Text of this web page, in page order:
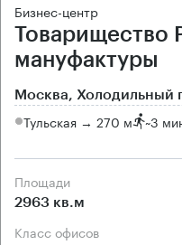
Бизнес-центр
Товарищество
мануфактуры
Москва, Холодильный
Тульская → 270 м ~3
Площади
2963 кв.м
Класс офисов